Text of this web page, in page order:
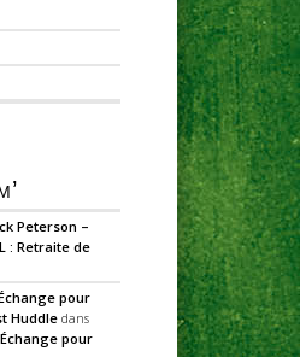
Peterson –
: Retraite de
pour
Huddledans
pour